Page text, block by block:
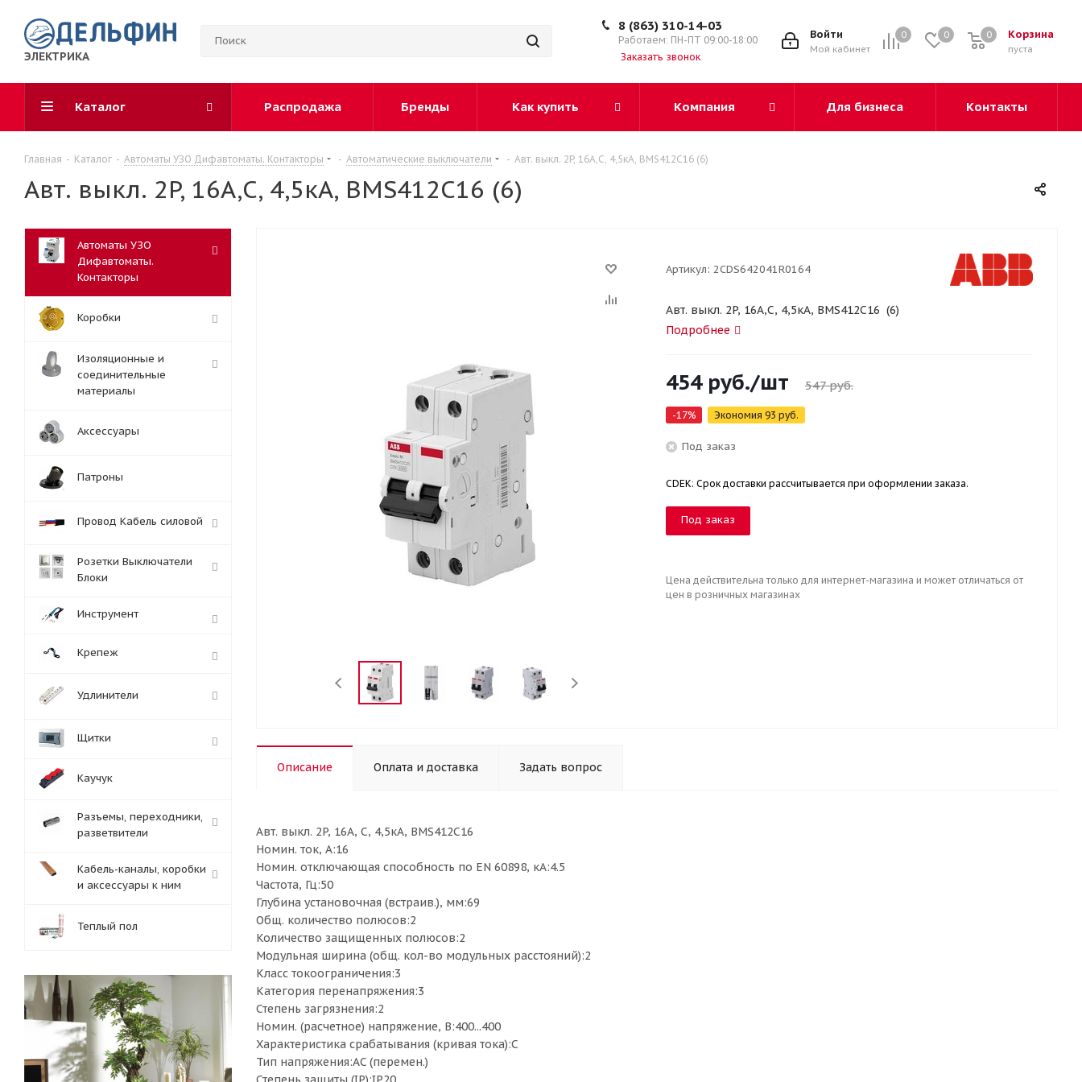
ЭЛЕКТРИКА
0 0 Корзина
пуста
0
Войти
Мой кабинет
8 (863) 310-14-03
Работаем: ПН-ПТ 09:00-18:00
Заказать звонок
Каталог Распродажа Бренды Как купить Компания Для бизнеса Контакты
Главная - Каталог - Автоматы УЗО Дифавтоматы. Контакторы - Автоматические выключатели - Авт. выкл. 2P, 16A,C, 4,5кА, BMS412C16 (6)
Авт. выкл. 2P, 16A,C, 4,5кА, BMS412C16 (6)
Артикул: 2CDS642041R0164
Авт. выкл. 2P, 16A,C, 4,5кА, BMS412C16 (6)
Подробнее
454руб./шт 547руб.
-17% Экономия 93 руб.
Под заказ
CDEK: Срок доставки рассчитывается при оформлении заказа.
Под заказ
Цена действительна только для интернет-магазина и может отличаться от
цен в розничных магазинах
Описание Оплата и доставка Задать вопрос
Авт. выкл. 2P, 16A, C, 4,5кА, BMS412C16
Номин. ток, А:16
Номин. отключающая способность по EN 60898, кА:4.5
Частота, Гц:50
Глубина установочная (встраив.), мм:69
Общ. количество полюсов:2
Количество защищенных полюсов:2
Модульная ширина (общ. кол-во модульных расстояний):2
Класс токоограничения:3
Категория перенапряжения:3
Степень загрязнения:2
Номин. (расчетное) напряжение, В:400...400
Характеристика срабатывания (кривая тока):C
Тип напряжения:AC (перемен.)
Автоматы УЗО
Дифавтоматы.
Контакторы
Коробки
Изоляционные и
соединительные
материалы
Аксессуары
Патроны
Провод Кабель силовой
Розетки Выключатели
Блоки
Инструмент
Крепеж
Удлинители
Щитки
Каучук
Разъемы, переходники,
разветвители
Кабель-каналы, коробки
и аксессуары к ним
Теплый пол